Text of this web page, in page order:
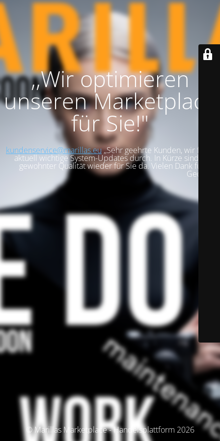
,,Wir optimieren
unseren Marketplace
für Sie!"
kundenservice@marillas.eu,,Sehr geehrte Kunden, wir führen
aktuell wichtige System-Updates durch. In Kürze sind wir in
gewohnter Qualität wieder für Sie da. Vielen Dank für Ihre
Geduld!".
© Marillas Marketplace - Handelsplattform 2026